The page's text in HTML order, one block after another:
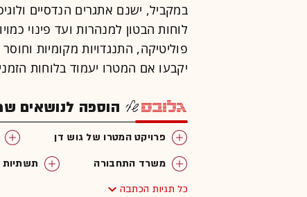
במקביל, ישנם אתגרים הנדסיים
לוחות הבטון למנהרות ועד פינוי
פוליטיקה, התנגדויות מקומיות
יקבעו אם המטרו יעמוד בלוחות
הוספה לנושאים
פרויקט המטרו של גוש דן
משרד התחבורה
רשות המטרו
כל תגיות הכתבה